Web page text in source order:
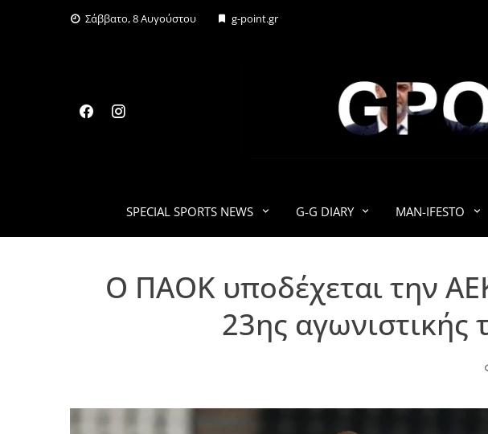
Σάββατο, 8 Αυγούστου g-point.gr
SPECIAL SPORTS NEWS G-G DIARY MAN-IFESTO
Ο ΠΑΟΚ υποδέχεται την
23ης αγωνιστικής